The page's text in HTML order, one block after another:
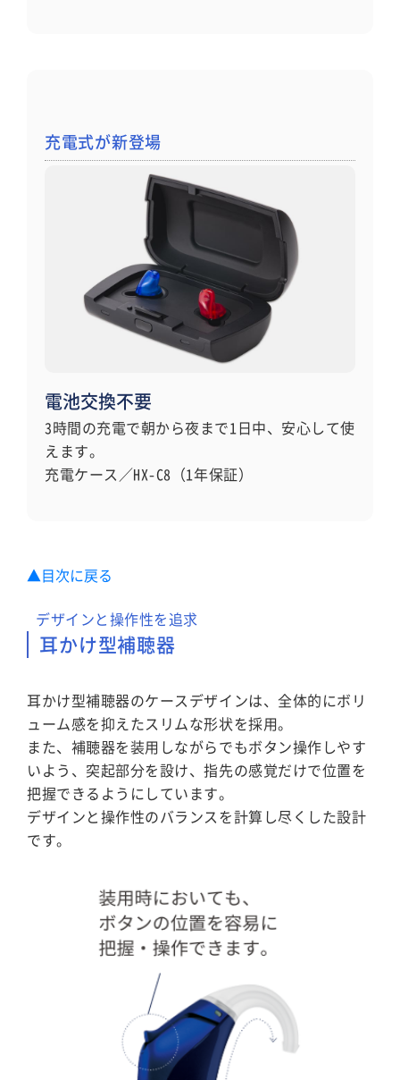
充電式が新登場
電池交換不要
3時間の充電で朝から夜まで1日中、安心して使
えます。
充電ケース／HX-C8（1年保証）
▲目次に戻る
デザインと操作性を追求
耳かけ型補聴器
耳かけ型補聴器のケースデザインは、全体的にボリ
ューム感を抑えたスリムな形状を採用。
また、補聴器を装用しながらでもボタン操作しやす
いよう、突起部分を設け、指先の感覚だけで位置を
把握できるようにしています。
デザインと操作性のバランスを計算し尽くした設計
です。